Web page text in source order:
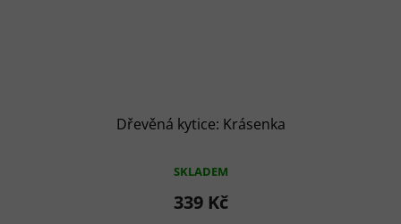
Dřevěná kytice: Krásenka
SKLADEM
339 Kč